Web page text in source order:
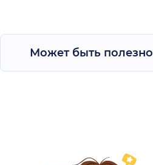
Может быть полезно